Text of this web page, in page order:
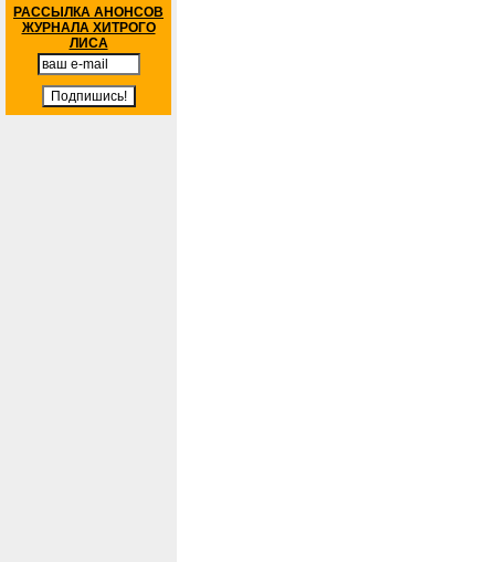
РАССЫЛКА АНОНСОВ
ЖУРНАЛА ХИТРОГО
ЛИСА